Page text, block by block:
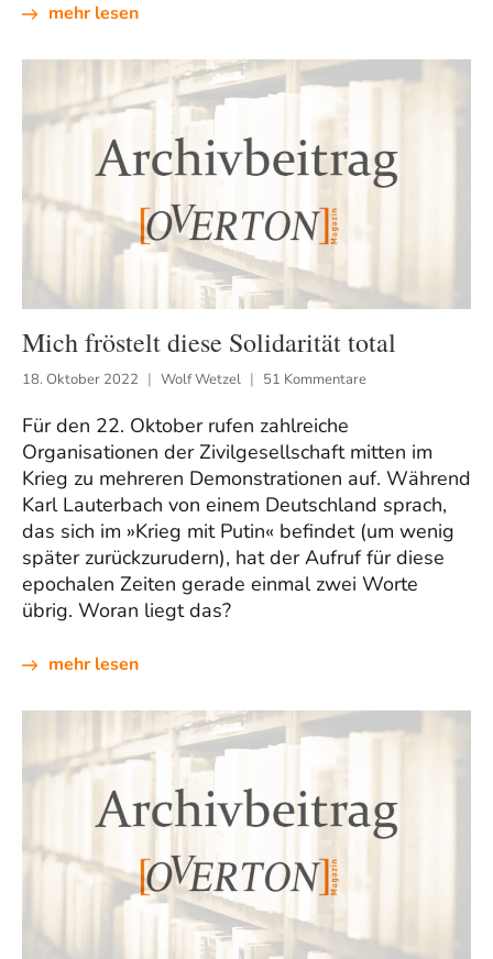
mehr lesen
Mich fröstelt diese Solidarität total
18. Oktober 2022 Wolf Wetzel 51 Kommentare
Für den 22. Oktober rufen zahlreiche
Organisationen der Zivilgesellschaft mitten im
Krieg zu mehreren Demonstrationen auf. Während
Karl Lauterbach von einem Deutschland sprach,
das sich im »Krieg mit Putin« befindet (um wenig
später zurückzurudern), hat der Aufruf für diese
epochalen Zeiten gerade einmal zwei Worte
übrig. Woran liegt das?
mehr lesen